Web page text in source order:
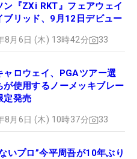
ン『ZXi RKT』フェアウェイ
ブリッド、9月12日デビュー
8月6日 (木) 13時42分 33
ャロウェイ、PGAツアー選
が使用するノーメッキブレー
定発売
8月6日 (木) 10時37分 33
いプロ”今平周吾が10年ぶり